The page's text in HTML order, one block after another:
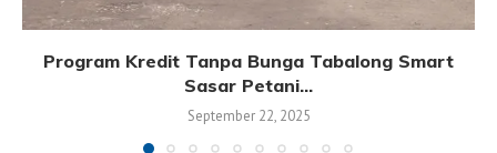
Program Kredit Tanpa Bunga Tabalong Smart
Sasar Petani...
September 22, 2025